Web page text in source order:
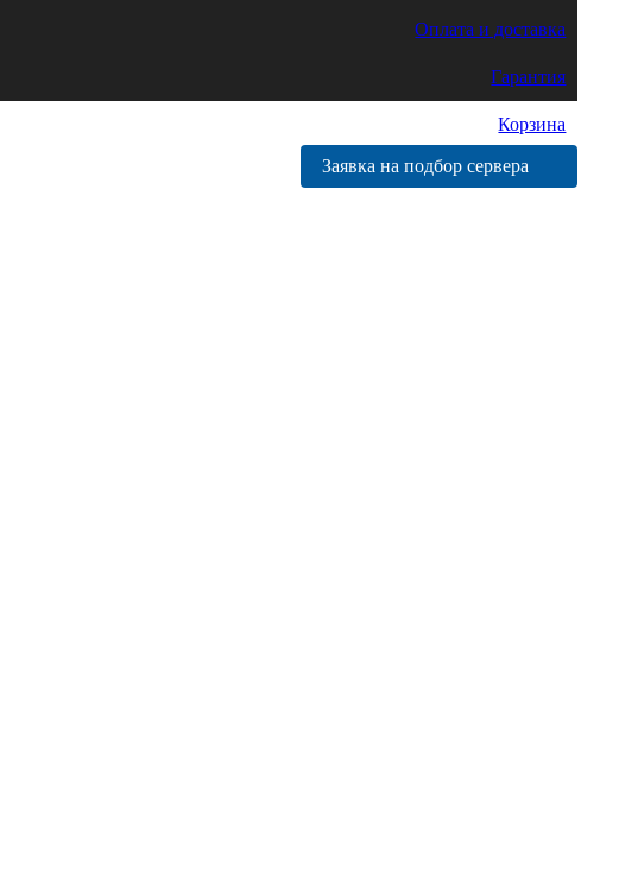
Оплата и доставка
Гарантия
Корзина
Заявка на подбор сервера